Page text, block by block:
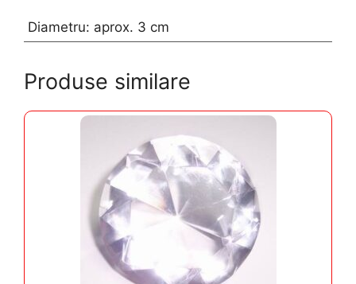
Diametru: aprox. 3 cm
Produse similare